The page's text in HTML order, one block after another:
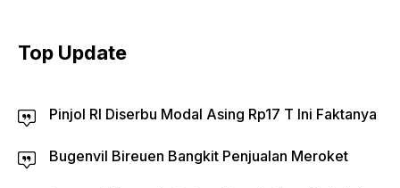
Top Update
Pinjol RI Diserbu Modal Asing Rp17 T Ini Faktanya
Bugenvil Bireuen Bangkit Penjualan Meroket